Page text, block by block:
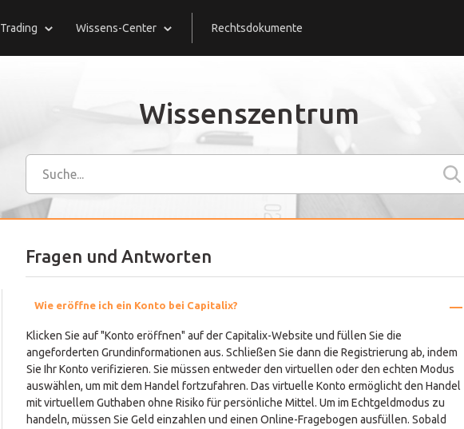
Trading Wissens-Center Rechtsdokumente
Wissenszentrum
Fragen und Antworten
Wie eröffne ich ein Konto bei Capitalix?
Klicken Sie auf "Konto eröffnen" auf der Capitalix-Website und füllen Sie die
angeforderten Grundinformationen aus. Schließen Sie dann die Registrierung ab, indem
Sie Ihr Konto verifizieren. Sie müssen entweder den virtuellen oder den echten Modus
auswählen, um mit dem Handel fortzufahren. Das virtuelle Konto ermöglicht den Handel
mit virtuellem Guthaben ohne Risiko für persönliche Mittel. Um im Echtgeldmodus zu
handeln, müssen Sie Geld einzahlen und einen Online-Fragebogen ausfüllen. Sobald